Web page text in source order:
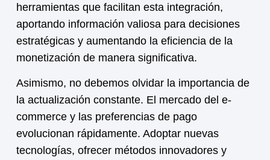
herramientas que facilitan esta integración,
aportando información valiosa para decisiones
estratégicas y aumentando la eficiencia de la
monetización de manera significativa.
Asimismo, no debemos olvidar la importancia de
la actualización constante. El mercado del e-
commerce y las preferencias de pago
evolucionan rápidamente. Adoptar nuevas
tecnologías, ofrecer métodos innovadores y